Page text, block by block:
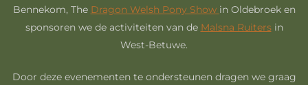
Bennekom, The Dragon Welsh Pony Show in Oldebroek en
sponsoren we de activiteiten van de Malsna Ruitersin
West-Betuwe.
Door deze evenementen te ondersteunen dragen we graag